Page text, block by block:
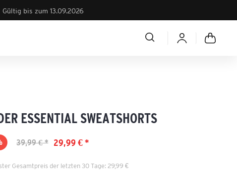
Gültig bis zum 13.09.2026
ESSENTIAL SWEATSHORTS
29,99 € *
39,99 € *
Gesamtpreis der letzten 30 Tage: 29,99 €